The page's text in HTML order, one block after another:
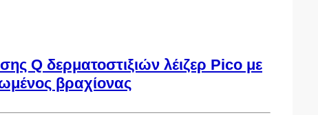
Q δερματοστιξιών λέιζερ Pico με
βραχίονας